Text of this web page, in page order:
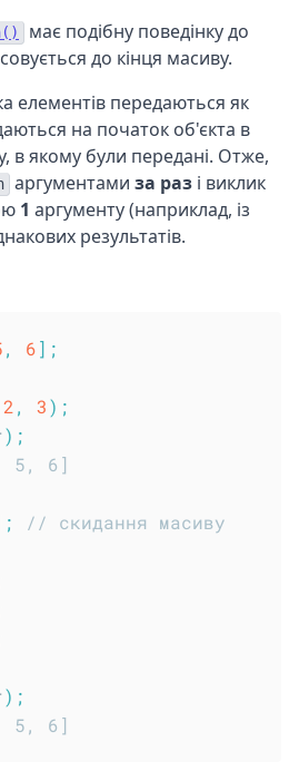
має подібну поведінку до
до кінця масиву.
елементів передаються як
на початок об'єкта в
в якому були передані. Отже,
аргументами за раз і виклик
1 аргументу (наприклад, із
результатів.
, 6] ;
2 , 3) ;
) ;
5, 6]
; // скидання масиву
) ;
5, 6]